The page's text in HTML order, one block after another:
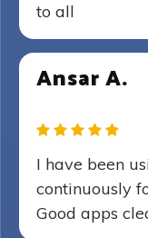
to all
Ansar A.
I have been
continuously
Good apps